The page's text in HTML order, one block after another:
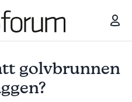
golvbrunnen